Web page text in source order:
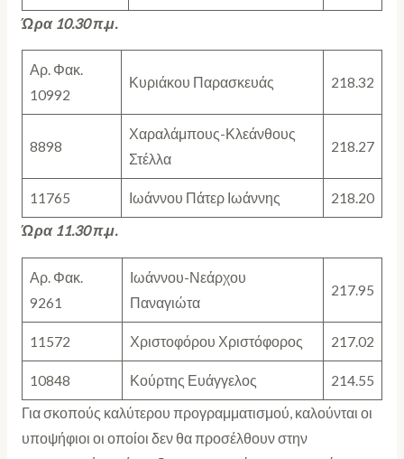
Ώρα 10.30 π.μ.
Αρ. Φακ.
10992
Κυριάκου Παρασκευάς 218.32
8898
Χαραλάμπους-Κλεάνθους
Στέλλα
218.27
11765 Ιωάννου Πάτερ Ιωάννης
218.20
Ώρα 11.30 π.μ.
Αρ. Φακ.
9261
Ιωάννου-Νεάρχου
Παναγιώτα
217.95
11572 Χριστοφόρου Χριστόφορος 217.02
10848 Κούρτης Ευάγγελος
214.55
Για σκοπούς καλύτερου προγραμματισμού, καλούνται οι
υποψήφιοι οι οποίοι δεν θα προσέλθουν στην